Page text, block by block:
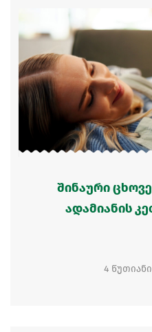
შინაური
ადამიანის
4